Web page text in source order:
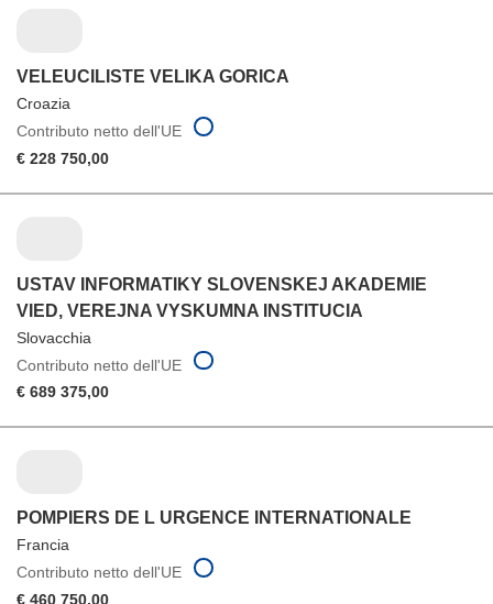
VELEUCILISTE VELIKA GORICA
Croazia
Contributo netto dell'UE
€ 228 750,00
USTAV INFORMATIKY SLOVENSKEJ AKADEMIE
VIED, VEREJNA VYSKUMNA INSTITUCIA
Slovacchia
Contributo netto dell'UE
€ 689 375,00
POMPIERS DE L URGENCE INTERNATIONALE
Francia
Contributo netto dell'UE
€ 460 750,00